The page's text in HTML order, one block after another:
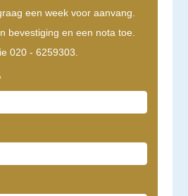
een week voor aanvang.
bevestiging en een nota toe.
020 - 6259303.